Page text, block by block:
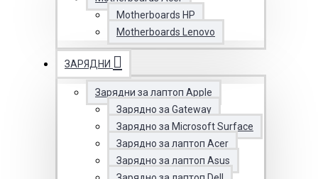
Motherboards HP
Motherboards Lenovo
ЗАРЯДНИ
Зарядни за лаптоп Apple
Зарядно за Gateway
Зарядно за Microsoft Surface
Зарядно за лаптоп Acer
Зарядно за лаптоп Asus